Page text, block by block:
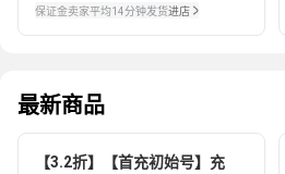
保证金卖家平均14分钟发货进店
最新商品
【3.2折】【首充初始号】充